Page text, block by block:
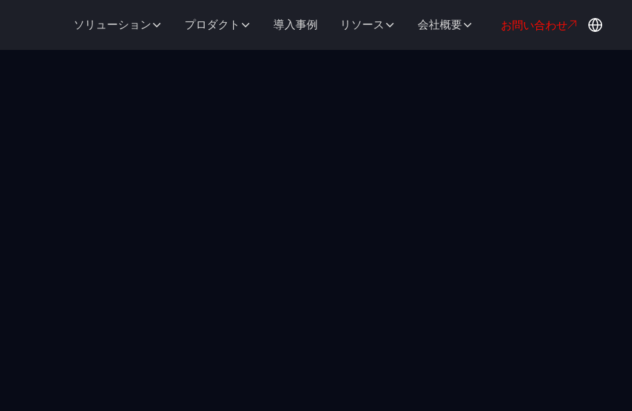
ソリューション プロダクト 導入事例 リソース 会社概要 お問い合わせ